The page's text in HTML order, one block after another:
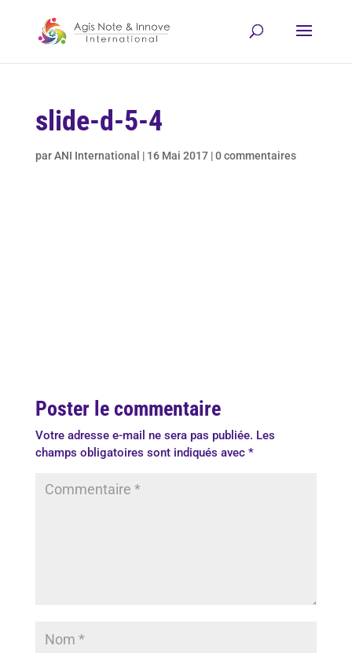
slide-d-5-4
parANI International | 16 Mai 2017|0 commentaires
Poster le commentaire
Votre adresse e-mail ne sera pas publiée. Les
champs obligatoires sont indiqués avec *